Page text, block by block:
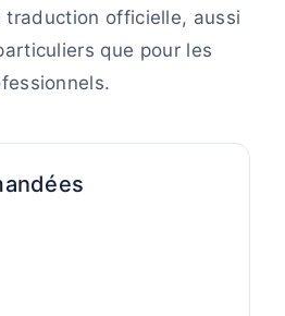
traduction officielle, aussi
que pour les